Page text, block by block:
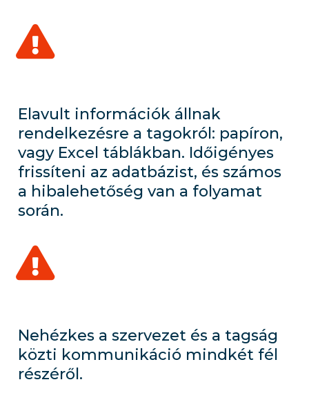
Elavult információk állnak
rendelkezésre a tagokról: papíron,
vagy Excel táblákban. Időigényes
frissíteni az adatbázist, és számos
a hibalehetőség van a folyamat
során.
Nehézkes a szervezet és a tagság
közti kommunikáció mindkét fél
részéről.